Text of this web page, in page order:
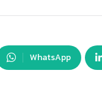
WhatsApp